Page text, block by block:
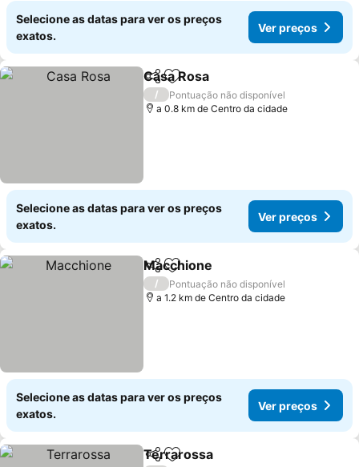
Selecione as datas para ver os preços
exatos.
Ver preços
PartilharAdicionar aos favoritos
Casa Rosa
/
Pontuação não disponível
a 0.8 km de Centro da cidade
Selecione as datas para ver os preços
exatos.
Ver preços
PartilharAdicionar aos favoritos
Macchione
/
Pontuação não disponível
a 1.2 km de Centro da cidade
Selecione as datas para ver os preços
exatos.
Ver preços
PartilharAdicionar aos favoritos
Terrarossa